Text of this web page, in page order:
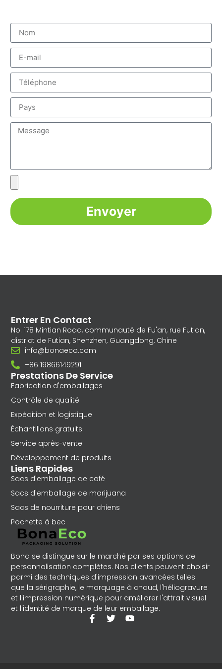
Envoyer
Bona se distingue sur le marché par ses options de
personnalisation complètes. Nos clients peuvent choisir
parmi des techniques d'impression avancées telles
que la sérigraphie, le marquage à chaud, l'héliogravure
et l'impression numérique pour améliorer l'attrait visuel
et l'identité de marque de leur emballage.
Prestations De Service
Fabrication d'emballages
Contrôle de qualité
Expédition et logistique
Échantillons gratuits
Service après-vente
Développement de produits
Liens Rapides
Sacs d'emballage de café
Sacs d'emballage de marijuana
Sacs de nourriture pour chiens
Pochette à bec
Entrer En Contact
No. 178 Mintian Road, communauté de Fu'an, rue Futian,
district de Futian, Shenzhen, Guangdong, Chine
info@bonaeco.com
+86 19866149291